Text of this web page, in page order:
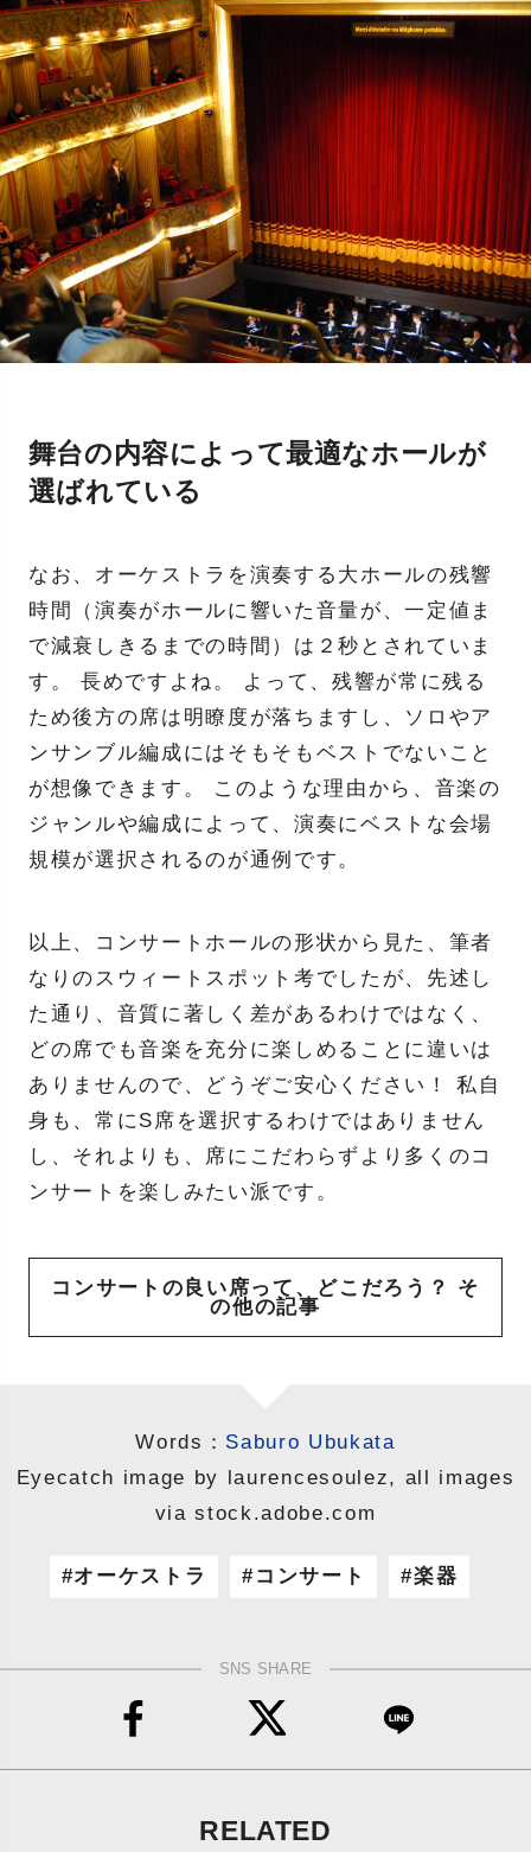
舞台の内容によって最適なホールが
選ばれている
なお、オーケストラを演奏する大ホールの残響
時間（演奏がホールに響いた音量が、一定値ま
で減衰しきるまでの時間）は２秒とされていま
す。 長めですよね。 よって、残響が常に残る
ため後方の席は明瞭度が落ちますし、ソロやア
ンサンブル編成にはそもそもベストでないこと
が想像できます。 このような理由から、音楽の
ジャンルや編成によって、演奏にベストな会場
規模が選択されるのが通例です。
以上、コンサートホールの形状から見た、筆者
なりのスウィートスポット考でしたが、先述し
た通り、音質に著しく差があるわけではなく、
どの席でも音楽を充分に楽しめることに違いは
ありませんので、どうぞご安心ください！ 私自
身も、常にS席を選択するわけではありません
し、それよりも、席にこだわらずより多くのコ
ンサートを楽しみたい派です。
コンサートの良い席って、どこだろう？ そ
の他の記事
Words： Saburo Ubukata
Eyecatch image by laurencesoulez, all images
via stock.adobe.com
オーケストラ コンサート 楽器
SNS SHARE
RELATED